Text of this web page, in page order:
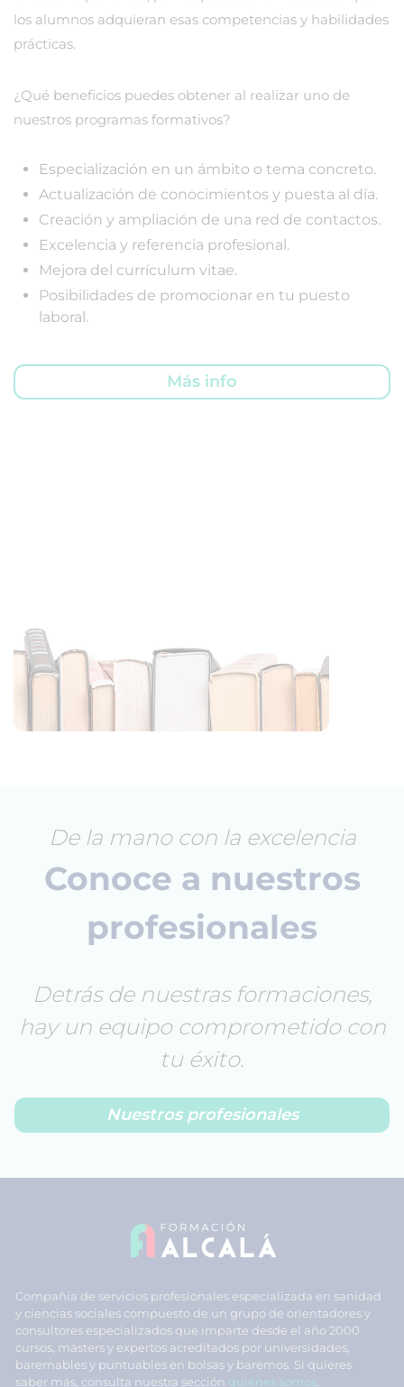
los alumnos adquieran esas competencias y habilidades
prácticas.
¿Qué beneficios puedes obtener al realizar uno de
nuestros programas formativos?
Especialización en un ámbito o tema concreto.
Actualización de conocimientos y puesta al día.
Creación y ampliación de una red de contactos.
Excelencia y referencia profesional.
Mejora del currículum vitae.
Posibilidades de promocionar en tu puesto
laboral.
Más info
De la mano con la excelencia
Conoce a nuestros
profesionales
Detrás de nuestras formaciones,
hay un equipo comprometido con
tu éxito.
Nuestros profesionales
Compañía de servicios profesionales especializada en sanidad
y ciencias sociales compuesto de un grupo de orientadores y
consultores especializados que imparte desde el año 2000
cursos, másters y expertos acreditados por universidades,
baremables y puntuables en bolsas y baremos. Si quieres
saber más, consulta nuestra sección quiénes somos